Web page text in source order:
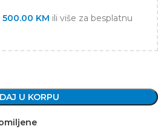
500.00 KM ili više za besplatnu
U KORPU